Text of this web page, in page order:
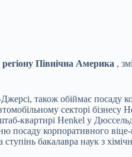
Північна Америка ,
також обіймає посаду
секторі бізнесу
квартирі Henkel у
посаду корпоративного
бакалавра наук з